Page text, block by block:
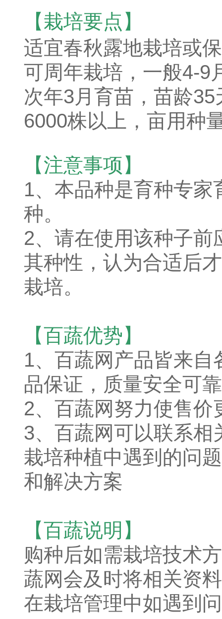
【栽培要点】
适宜春秋露地栽培或
可周年栽培，一般4-9
次年3月育苗，苗龄
6000株以上，亩用种
【注意事项】
1、本品种是育种专
种。
2、请在使用该种子
其种性，认为合适后
栽培。
【百蔬优势】
1、 百蔬网产品皆来自
品保证，质量安全可靠
2、百蔬网努力使售
3、百蔬网可以联系
栽培种植中遇到的问
和解决方案
【百蔬说明】
购种后如需栽培技术
蔬网会及时将相关资
在栽培管理中如遇到